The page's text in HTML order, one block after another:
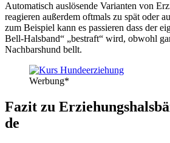
Auto­ma­tisch aus­lö­sen­de Vari­an­ten von
reagie­ren außer­dem oft­mals zu spät oder
zum Bei­spiel kann es pas­sie­ren dass der
Bell-Hals­band“ „bestraft“ wird, obwohl
Nach­bars­hund bellt.
Wer­bung*
Fazit zu
de